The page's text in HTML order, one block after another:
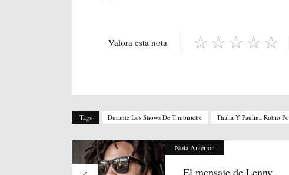
Valora esta nota
Tags Durante Los Shows De Timbiriche Thalia Y Paulina Rubio
Nota Anterior
El mensaje de Lenny